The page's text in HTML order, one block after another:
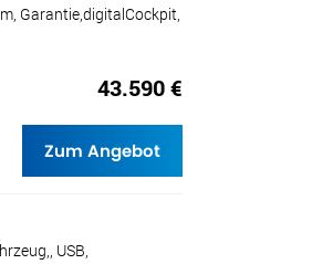
Garantie,digitalCockpit,
43.590 €
Zum Angebot
USB,